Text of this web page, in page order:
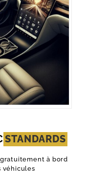
STANDARDS
à bord
véhicules